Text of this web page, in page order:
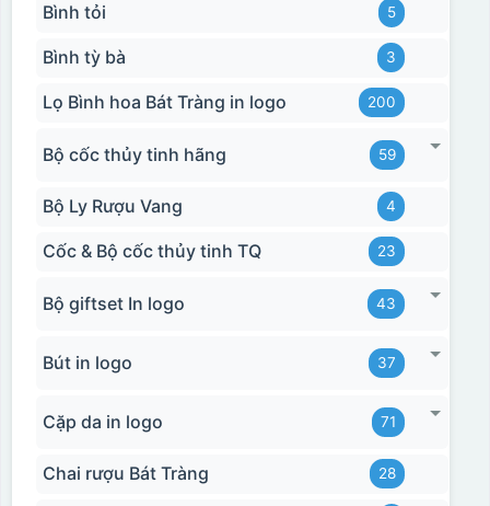
Bình tỏi 5
Bình tỳ bà 3
Lọ Bình hoa Bát Tràng in logo 200
Bộ cốc thủy tinh hãng 59
Bộ Ly Rượu Vang 4
Cốc & Bộ cốc thủy tinh TQ 23
Bộ giftset In logo 43
Bút in logo 37
Cặp da in logo 71
Chai rượu Bát Tràng 28